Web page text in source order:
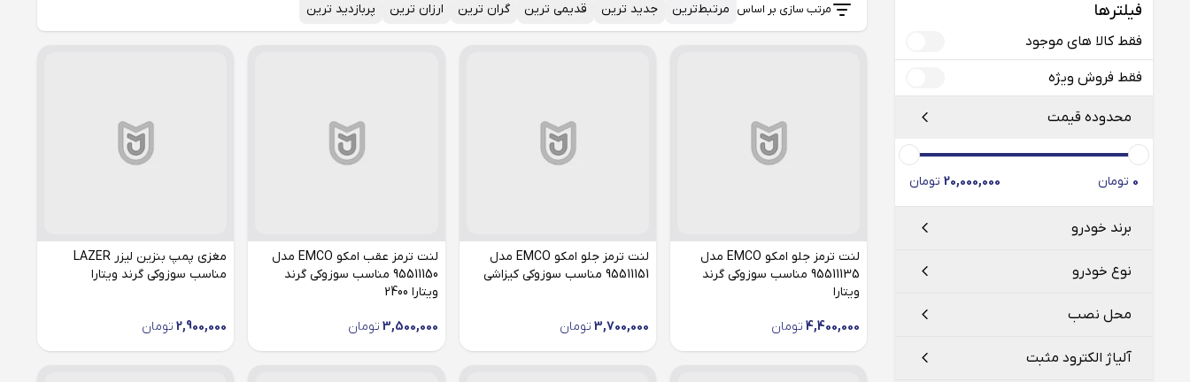
فیلترها
فقط کالا های موجود
فقط فروش ویژه
محدوده قیمت
0 تومان 20,000,000 تومان
برند خودرو
سوزوکی
نوع خودرو
کیزاشی
محل نصب
آلیاژ الکترود مثبت
مرتب سازی بر اساس مرتبط‌ترین جدید ترین قدیمی ترین گران ترین ارزان ترین پربازدید ترین
لنت ترمز جلو امکو EMCO مدل
95511135 مناسب سوزوکی گرند
ویتارا
4,400,000 تومان
لنت ترمز جلو امکو EMCO مدل
95511151 مناسب سوزوکی کیزاشی
3,700,000 تومان
لنت ترمز عقب امکو EMCO مدل
95511150 مناسب سوزوکی گرند
ویتارا 2400
3,500,000 تومان
مغزی پمپ بنزین لیزر LAZER
مناسب سوزوکی گرند ویتارا
2,900,000 تومان